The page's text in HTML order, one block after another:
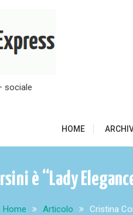
sociale
HOME
è “Lady
Home Articolo Cristina